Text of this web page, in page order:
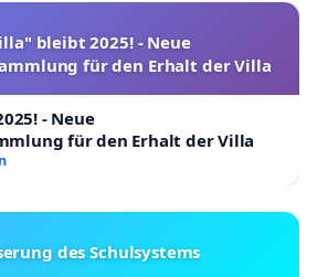
bleibt 2025! - Neue
für den Erhalt der Villa
- Neue
für den Erhalt der Villa
des Schulsystems